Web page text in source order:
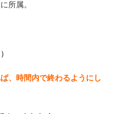
所属。
、時間内で終わるようにし